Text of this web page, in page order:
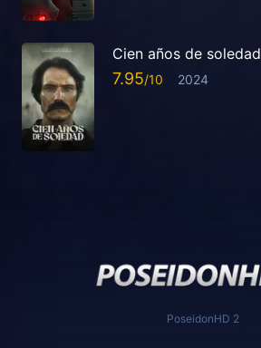
Cien años de soledad
7.95 2024
PoseidonHD 2